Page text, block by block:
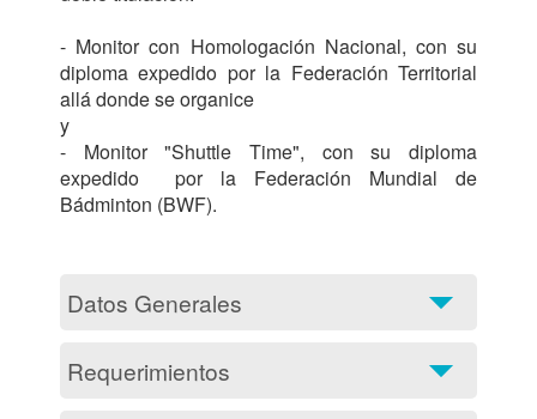
- Monitor con Homologación Nacional, con su
diploma expedido por la Federación Territorial
allá donde se organice
y
- Monitor "Shuttle Time", con su diploma
expedido  por la Federación Mundial de
Bádminton (BWF).
Datos Generales
Requerimientos